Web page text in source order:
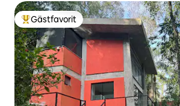
Populär gästfavorit
Gästfavorit